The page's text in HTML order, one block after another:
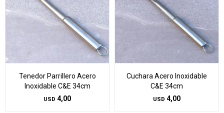
Tenedor Parrillero Acero
Inoxidable C&E 34cm
USD 4,00
Cuchara Acero Inoxidable
C&E 34cm
USD 4,00